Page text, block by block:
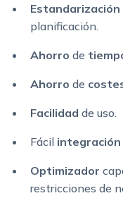
Estandarización
planificación.
Ahorro de
Ahorro de
Facilidad de uso.
Fácil integración
Optimizador
restricciones de